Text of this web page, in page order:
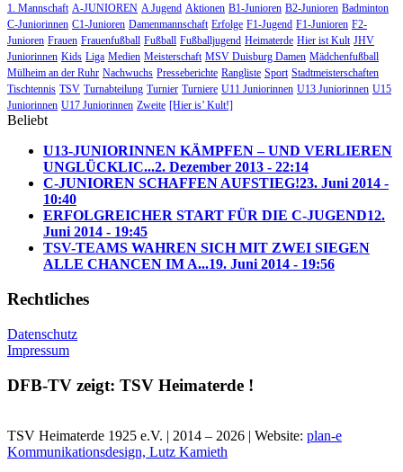
1. Mannschaft A-JUNIOREN A Jugend Aktionen B1-Junioren B2-Junioren Badminton
C-Juniorinnen C1-Junioren Damenmannschaft Erfolge F1-Jugend F1-Junioren F2-
Junioren Frauen Frauenfußball Fußball Fußballjugend Heimaterde Hier ist Kult JHV
Juniorinnen Kids Liga Medien Meisterschaft MSV Duisburg Damen Mädchenfußball
Mülheim an der Ruhr Nachwuchs Presseberichte Rangliste Sport Stadtmeisterschaften
Tischtennis TSV Turnabteilung Turnier Turniere U11 Juniorinnen U13 Juniorinnen U15
Juniorinnen U17 Juniorinnen Zweite [Hier is’ Kult!]
Beliebt
U13-JUNIORINNEN KÄMPFEN – UND VERLIEREN
UNGLÜCKLIC...2. Dezember 2013 - 22:14
C-JUNIOREN SCHAFFEN AUFSTIEG!23. Juni 2014 -
10:40
ERFOLGREICHER START FÜR DIE C-JUGEND12.
Juni 2014 - 19:45
TSV-TEAMS WAHREN SICH MIT ZWEI SIEGEN
ALLE CHANCEN IM A...19. Juni 2014 - 19:56
Rechtliches
Datenschutz
Impressum
DFB-TV zeigt: TSV Heimaterde !
TSV Heimaterde 1925 e.V. | 2014 – 2026 | Website: plan-e
Kommunikationsdesign, Lutz Kamieth